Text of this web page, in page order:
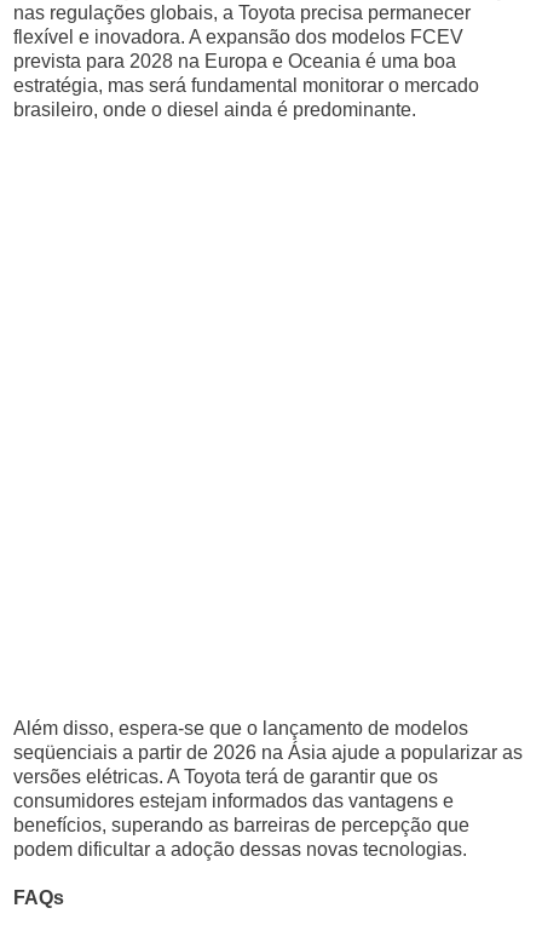
nas regulações globais, a Toyota precisa permanecer
flexível e inovadora. A expansão dos modelos FCEV
prevista para 2028 na Europa e Oceania é uma boa
estratégia, mas será fundamental monitorar o mercado
brasileiro, onde o diesel ainda é predominante.
Além disso, espera-se que o lançamento de modelos
seqüenciais a partir de 2026 na Ásia ajude a popularizar as
versões elétricas. A Toyota terá de garantir que os
consumidores estejam informados das vantagens e
benefícios, superando as barreiras de percepção que
podem dificultar a adoção dessas novas tecnologias.
FAQs